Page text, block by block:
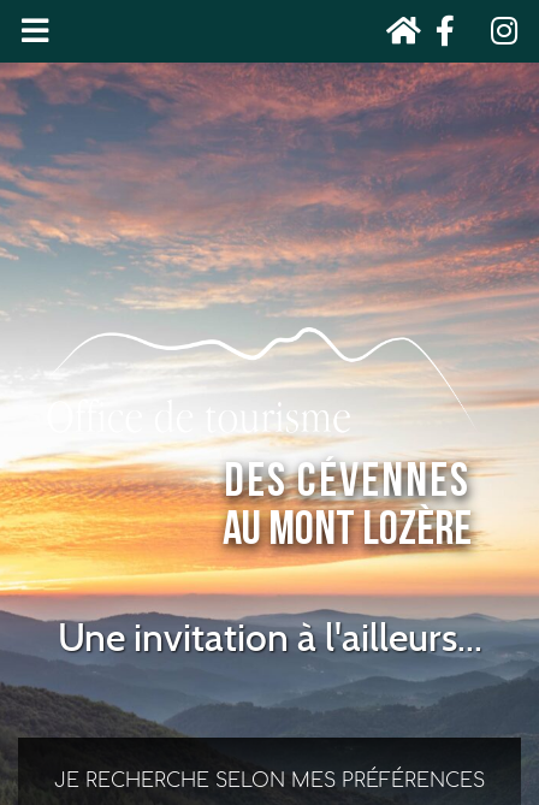
DES CÉVENNES
AU MONT LOZÈRE
Une invitation à l'ailleurs...
JE RECHERCHE SELON MES PRÉFÉRENCES